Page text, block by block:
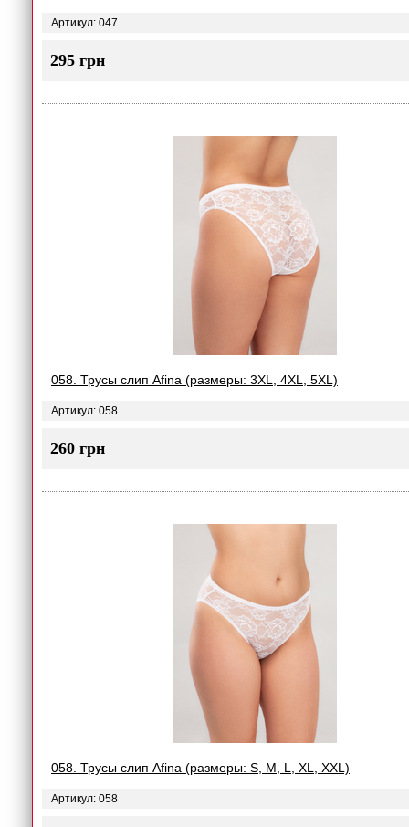
Артикул: 047
295 грн
058. Трусы слип Afina (размеры: 3XL, 4XL, 5XL)
Артикул: 058
260 грн
058. Трусы слип Afina (размеры: S, M, L, XL, XXL)
Артикул: 058